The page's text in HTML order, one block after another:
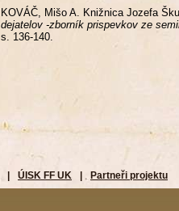
KOVÁČ, Mišo A. Knižnica Jozefa
dejatelov -zborník prispevkov ze
s. 136-140.
ÚISK FF UK Partneři projektu